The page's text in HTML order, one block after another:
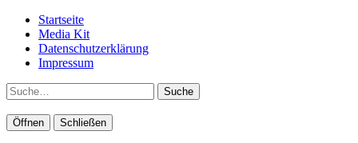
Startseite
Media Kit
Datenschutzerklärung
Impressum
Suche
Öffnen Schließen